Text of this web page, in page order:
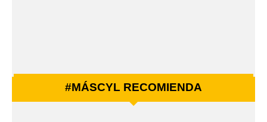
#MÁSCYL RECOMIENDA